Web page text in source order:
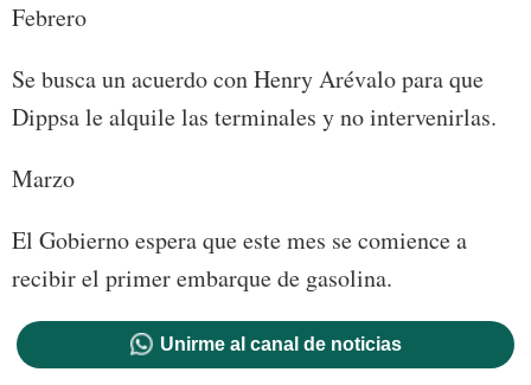
Febrero
Se busca un acuerdo con Henry Arévalo para que
Dippsa le alquile las terminales y no intervenirlas.
Marzo
El Gobierno espera que este mes se comience a
recibir el primer embarque de gasolina.
Unirme al canal de noticias